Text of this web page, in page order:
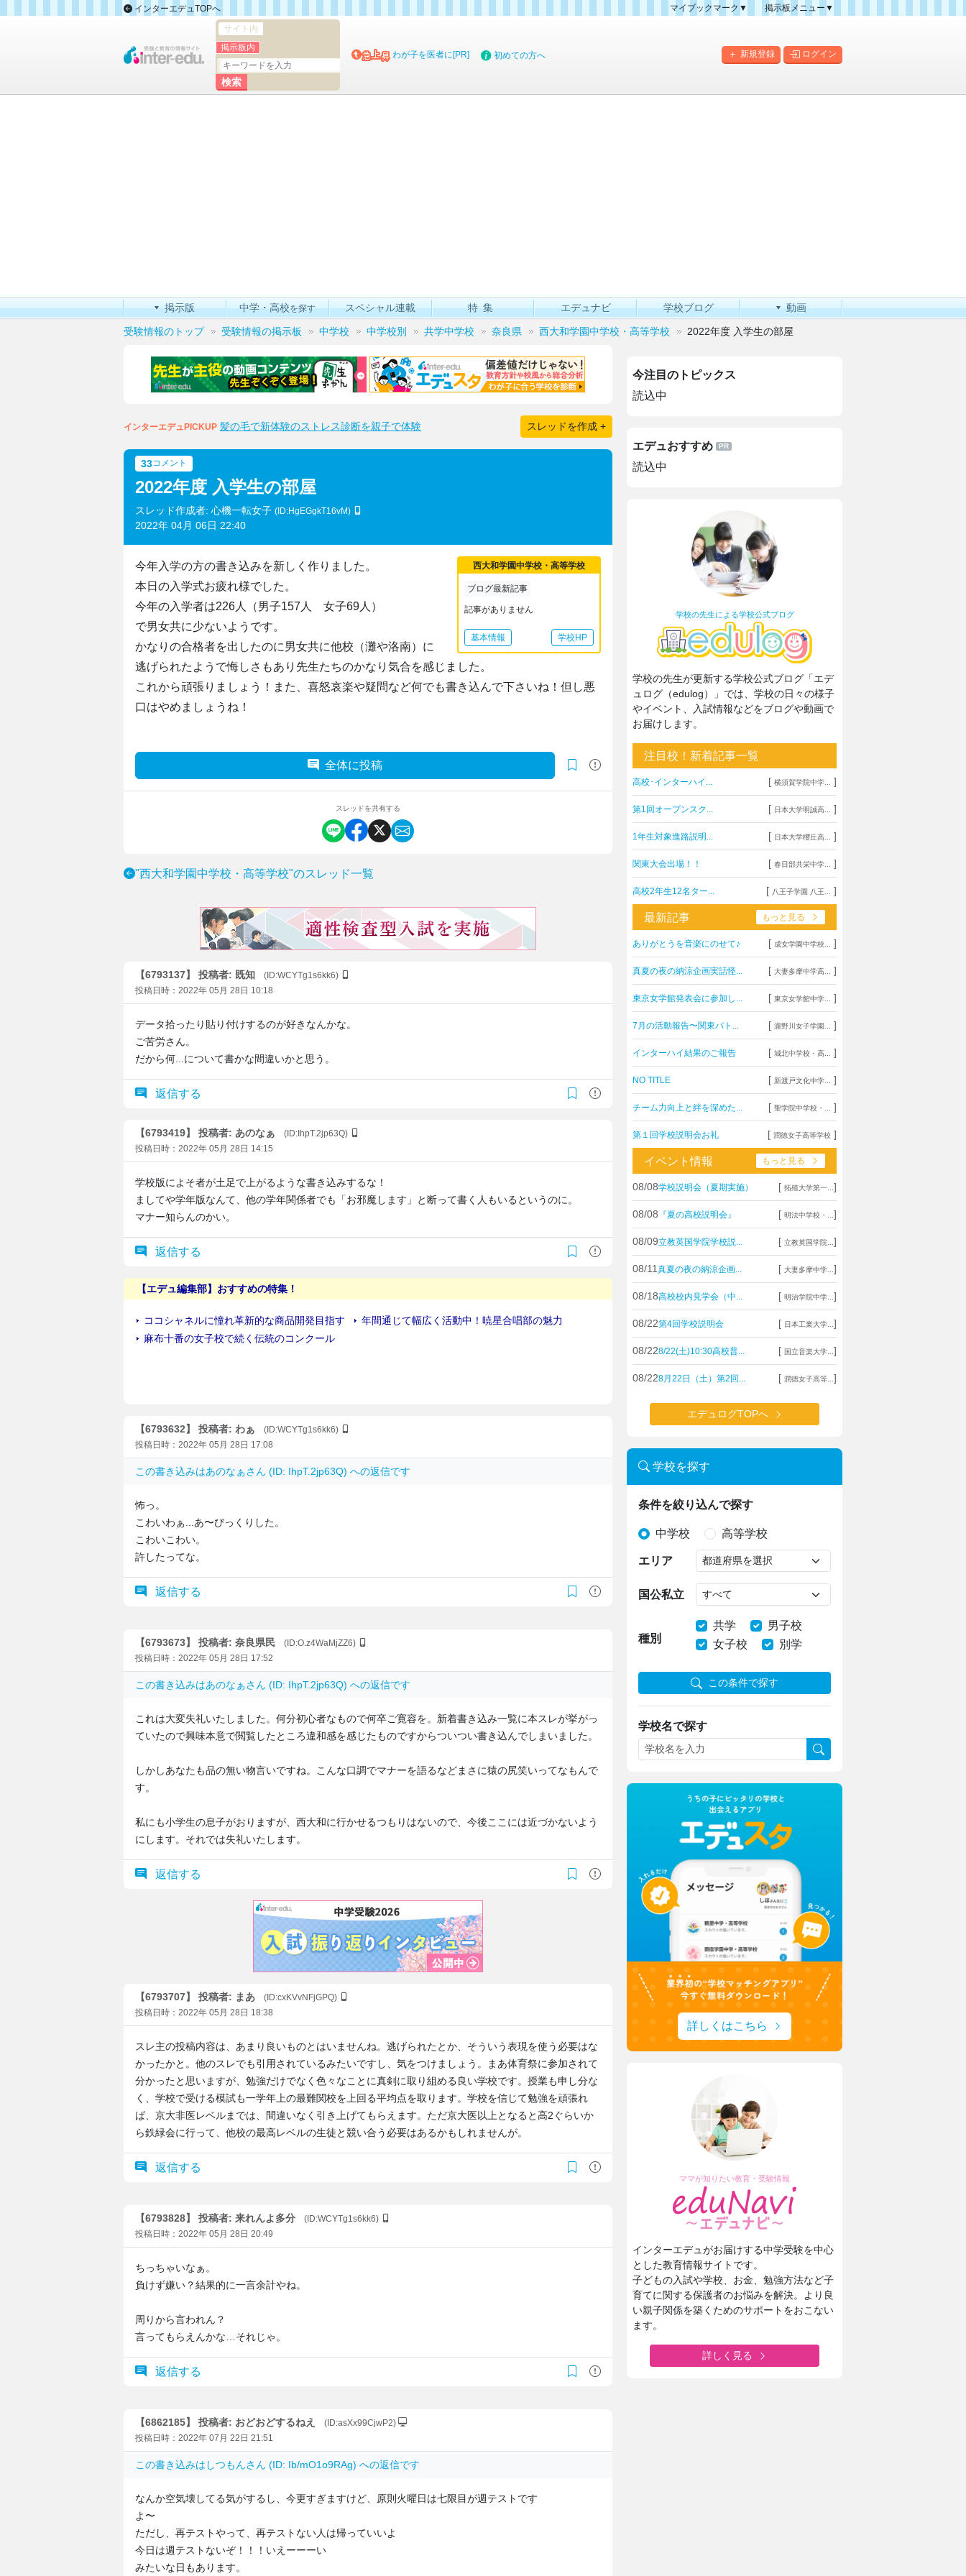
インターエデュTOPへ
マイブックマーク▼
掲示板メニュー▼
掲示板マップ
新規登録 ログイン
サイト内
掲示板内
わが子を医者に[PR] 初めての方へ
掲示版 中学・高校を探す スペシャル連載 特集 エデュナビ 学校ブログ 動画
受験情報のトップ 受験情報の掲示板 中学校 中学校別 共学中学校 奈良県 西大和学園中学校・高等学校 2022年度 入学生の部屋
インターエデュPICKUP 髪の毛で新体験のストレス診断を親子で体験 スレッドを作成 +
33コメント
2022年度 入学生の部屋
スレッド作成者: 心機一転女子 (ID:HgEGgkT16vM)
2022年 04月 06日 22:40
西大和学園中学校・高等学校
ブログ最新記事
記事がありません
基本情報 学校HP
今年入学の方の書き込みを新しく作りました。
本日の入学式お疲れ様でした。
今年の入学者は226人（男子157人 女子69人）
で男女共に少ないようです。
かなりの合格者を出したのに男女共に他校（灘や洛南）に
逃げられたようで悔しさもあり先生たちのかなり気合を感じました。
これから頑張りましょう！また、喜怒哀楽や疑問など何でも書き込んで下さいね！但し悪
口はやめましょうね！
全体に投稿
スレッドを共有する
"西大和学園中学校・高等学校"のスレッド一覧
【6793137】 投稿者: 既知
(ID:WCYTg1s6kk6)
投稿日時：2022年 05月 28日 10:18
データ拾ったり貼り付けするのが好きなんかな。
ご苦労さん。
だから何...について書かな間違いかと思う。
返信する
【6793419】 投稿者: あのなぁ
(ID:IhpT.2jp63Q)
投稿日時：2022年 05月 28日 14:15
学校版によそ者が土足で上がるような書き込みするな！
ましてや学年版なんて、他の学年関係者でも「お邪魔します」と断って書く人もいるというのに。
マナー知らんのかい。
返信する
【6793632】 投稿者: わぁ
(ID:WCYTg1s6kk6)
投稿日時：2022年 05月 28日 17:08
この書き込みはあのなぁさん (ID: IhpT.2jp63Q) への返信です
怖っ。
こわいわぁ...あ〜びっくりした。
こわいこわい。
許したってな。
返信する
【6793673】 投稿者: 奈良県民
(ID:O.z4WaMjZZ6)
投稿日時：2022年 05月 28日 17:52
この書き込みはあのなぁさん (ID: IhpT.2jp63Q) への返信です
これは大変失礼いたしました。何分初心者なもので何卒ご寛容を。新着書き込み一覧に本スレが挙がっ
ていたので興味本意で閲覧したところ違和感を感じたものですからついつい書き込んでしまいました。
しかしあなたも品の無い物言いですね。こんな口調でマナーを語るなどまさに猿の尻笑いってなもんで
す。
私にも小学生の息子がおりますが、西大和に行かせるつもりはないので、今後ここには近づかないよう
にします。それでは失礼いたします。
返信する
【6793707】 投稿者: まあ
(ID:cxKVvNFjGPQ)
投稿日時：2022年 05月 28日 18:38
スレ主の投稿内容は、あまり良いものとはいませんね。逃げられたとか、そういう表現を使う必要はな
かったかと。他のスレでも引用されているみたいですし、気をつけましょう。まあ体育祭に参加されて
分かったと思いますが、勉強だけでなく色々なことに真剣に取り組める良い学校です。授業も申し分な
く、学校で受ける模試も一学年上の最難関校を上回る平均点を取ります。学校を信じて勉強を頑張れ
ば、京大非医レベルまでは、間違いなく引き上げてもらえます。ただ京大医以上となると高2ぐらいか
ら鉄緑会に行って、他校の最高レベルの生徒と競い合う必要はあるかもしれませんが。
返信する
【6793828】 投稿者: 来れんよ多分
(ID:WCYTg1s6kk6)
投稿日時：2022年 05月 28日 20:49
ちっちゃいなぁ。
負けず嫌い？結果的に一言余計やね。
周りから言われん？
言ってもらえんかな…それじゃ。
返信する
【6862185】 投稿者: おどおどするねえ
(ID:asXx99CjwP2)
投稿日時：2022年 07月 22日 21:51
この書き込みは しつもんさん (ID: Ib/mO1o9RAg) への返信です
なんか空気壊してる気がするし、今更すぎますけど、原則火曜日は七限目が週テストです
よ〜
ただし、再テストやって、再テストない人は帰っていいよ
今日は週テストないぞ！！！いえーーーい
みたいな日もあります。
今注目のトピックス
読込中
エデュおすすめ
読込中
学校の先生による学校公式ブログ
学校の先生が更新する学校公式ブログ「エデ
ュログ（edulog）」では、学校の日々の様子
やイベント、入試情報などをブログや動画で
お届けします。
注目校！新着記事一覧
高校･インターハイ... [ 横須賀学院中学... ]
第1回オープンスク... [ 日本大学明誠高... ]
1年生対象進路説明... [ 日本大学櫻丘高... ]
関東大会出場！！ [ 春日部共栄中学... ]
高校2年生12名ター... [ 八王子学園 八王... ]
最新記事 もっと見る
ありがとうを音楽にのせて♪ [ 成女学園中学校... ]
真夏の夜の納涼企画実話怪... [ 大妻多摩中学高... ]
東京女学館発表会に参加し... [ 東京女学館中学... ]
7月の活動報告〜関東バト... [ 瀧野川女子学園... ]
インターハイ結果のご報告 [ 城北中学校・高... ]
NO TITLE [ 新渡戸文化中学... ]
チーム力向上と絆を深めた... [ 聖学院中学校・... ]
第１回学校説明会お礼 [ 潤徳女子高等学校 ]
イベント情報 もっと見る
08/08学校説明会（夏期実施） [ 拓殖大学第一... ]
08/08 『夏の高校説明会』 [ 明法中学校・... ]
08/09立教英国学院学校説... [ 立教英国学院... ]
08/11 真夏の夜の納涼企画... [ 大妻多摩中学... ]
08/18高校校内見学会（中... [ 明治学院中学... ]
08/22第4回学校説明会 [ 日本工業大学... ]
08/228/22(土)10:30高校普... [ 国立音楽大学... ]
08/228月22日（土）第2回... [ 潤徳女子高等... ]
エデュログTOPへ
学校を探す
条件を絞り込んで探す
中学校 高等学校
エリア
国公私立
種別
共学
男子校
女子校
別学
この条件で探す
学校名で探す
詳しくはこちら
ママが知りたい教育・受験情報
インターエデュがお届けする中学受験を中心
とした教育情報サイトです。
子どもの入試や学校、お金、勉強方法など子
育てに関する保護者のお悩みを解決。より良
い親子関係を築くためのサポートをおこない
ます。
詳しく見る